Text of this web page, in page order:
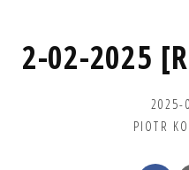
2-02-2025
2025-
PIOTR